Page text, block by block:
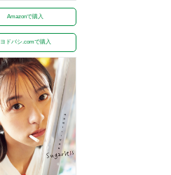
Amazonで購入
ヨドバシ.comで購入